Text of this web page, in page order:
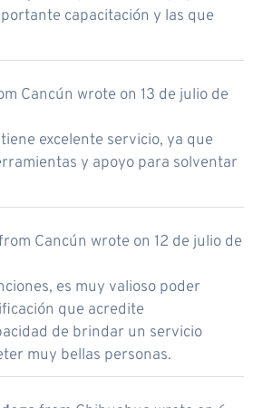
capacitación y las que
Cancún wrote on 13 de julio de
excelente servicio, ya que
y apoyo para solventar
Cancún wrote on 12 de julio de
es muy valioso poder
que acredite
de brindar un servicio
muy bellas personas.